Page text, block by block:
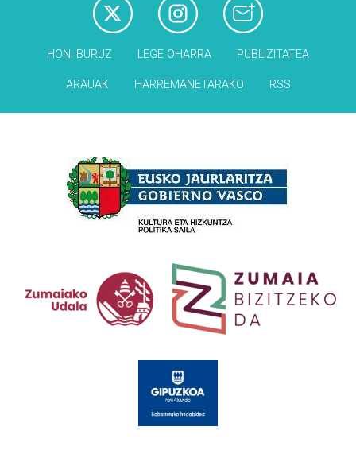
HONI BURUZ LEGE OHARRA PUBLIZITATEA
ARAUAK HARREMANETARAKO RSS